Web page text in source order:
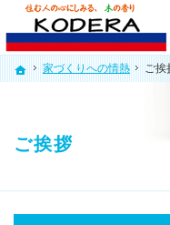
ホーム
家づくりへの情熱 ご挨
ご挨拶
プロの目線からご提案。東京都東久
東京都東久留米市の新築・注文住宅
ホーム
家づくりへの情熱 ご挨